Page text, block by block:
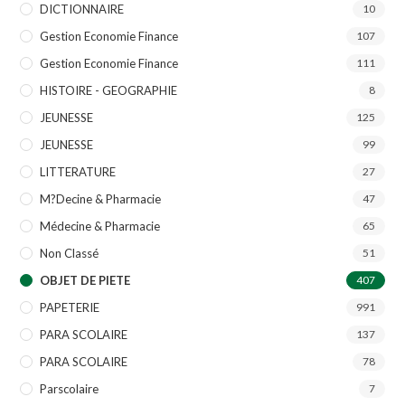
DICTIONNAIRE 10
Gestion Economie Finance 107
Gestion Economie Finance 111
HISTOIRE - GEOGRAPHIE 8
JEUNESSE 125
JEUNESSE 99
LITTERATURE 27
M?decine & Pharmacie 47
Médecine & Pharmacie 65
Non Classé 51
OBJET DE PIETE 407
PAPETERIE 991
PARA SCOLAIRE 137
PARA SCOLAIRE 78
Parscolaire 7